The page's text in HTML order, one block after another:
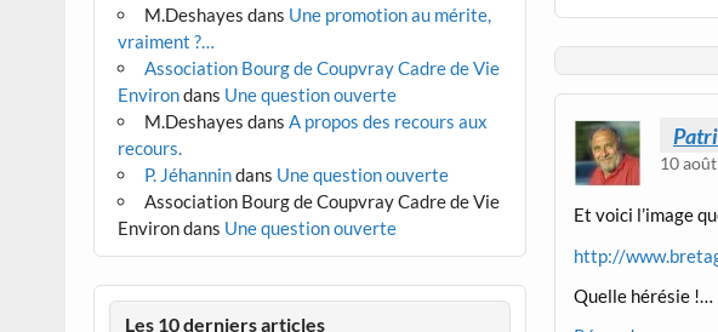
10
Et voici l’image
http://
Quelle hérésie !…
M.Deshayes dans Une promotion au mérite,
vraiment ?…
Association Bourg de Coupvray Cadre de Vie
Environdans Une question ouverte
M.Deshayes dans A propos des recours aux
recours.
P. Jéhannindans Une question ouverte
Association Bourg de Coupvray Cadre de Vie
Environdans Une question ouverte
Les 10 derniers articles